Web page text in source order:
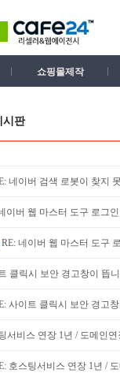
쇼핑몰제작
시판
네이버 검색 로봇이 찾지
이버 웹 마스터 도구 로그인
RE: 네이버 웹 마스터 도구
클릭시 보안 경고창이 뜹
사이트 클릭시 보안 경고
서비스 연장 1년 / 도메인
호스팅서비스 연장 1년 /